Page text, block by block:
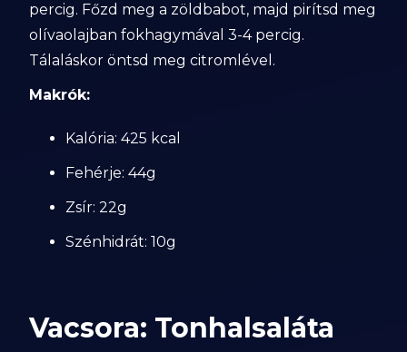
percig. Főzd meg a zöldbabot, majd pirítsd meg
olívaolajban fokhagymával 3-4 percig.
Tálaláskor öntsd meg citromlével.
Makrók:
Kalória: 425 kcal
Fehérje: 44g
Zsír: 22g
Szénhidrát: 10g
Vacsora: Tonhalsaláta